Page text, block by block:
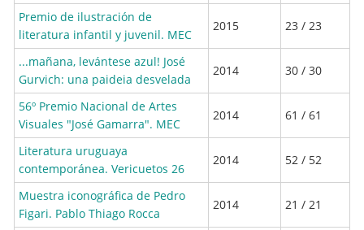
Premio de ilustración de
literatura infantil y juvenil. MEC
2015 23 / 23
...mañana, levántese azul! José
Gurvich: una paideia desvelada
2014 30 / 30
56º Premio Nacional de Artes
Visuales "José Gamarra". MEC
2014 61 / 61
Literatura uruguaya
contemporánea. Vericuetos 26
2014 52 / 52
Muestra iconográfica de Pedro
Figari. Pablo Thiago Rocca
2014 21 / 21